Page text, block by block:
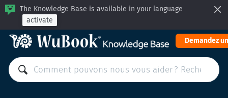
The Knowledge Base is available in your language
activate
Demandez